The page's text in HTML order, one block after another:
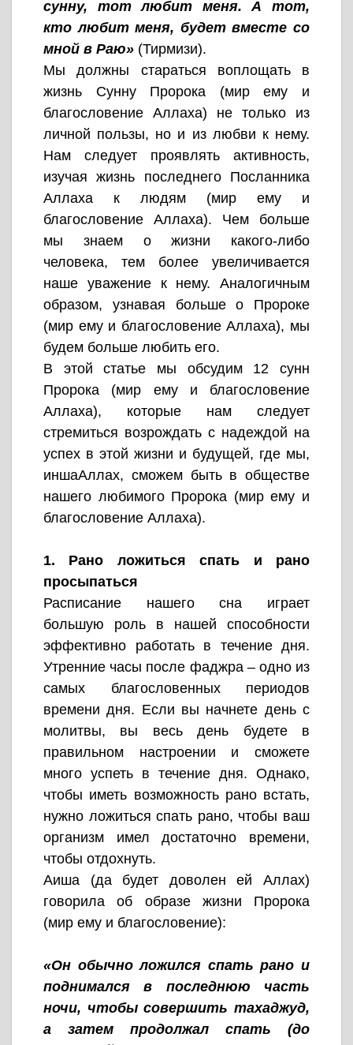
сунну, тот любит меня. А тот,
кто любит меня, будет вместе со
мной в Раю» (Тирмизи).
Мы должны стараться воплощать в
жизнь Сунну Пророка (мир ему и
благословение Аллаха) не только из
личной пользы, но и из любви к нему.
Нам следует проявлять активность,
изучая жизнь последнего Посланника
Аллаха к людям (мир ему и
благословение Аллаха). Чем больше
мы знаем о жизни какого-либо
человека, тем более увеличивается
наше уважение к нему. Аналогичным
образом, узнавая больше о Пророке
(мир ему и благословение Аллаха), мы
будем больше любить его.
В этой статье мы обсудим 12 сунн
Пророка (мир ему и благословение
Аллаха), которые нам следует
стремиться возрождать с надеждой на
успех в этой жизни и будущей, где мы,
иншаАллах, сможем быть в обществе
нашего любимого Пророка (мир ему и
благословение Аллаха).
1. Рано ложиться спать и рано
просыпаться
Расписание нашего сна играет
большую роль в нашей способности
эффективно работать в течение дня.
Утренние часы после фаджра – одно из
самых благословенных периодов
времени дня. Если вы начнете день с
молитвы, вы весь день будете в
правильном настроении и сможете
много успеть в течение дня. Однако,
чтобы иметь возможность рано встать,
нужно ложиться спать рано, чтобы ваш
организм имел достаточно времени,
чтобы отдохнуть.
Аиша (да будет доволен ей Аллах)
говорила об образе жизни Пророка
(мир ему и благословение):
«Он обычно ложился спать рано и
поднимался в последнюю часть
ночи, чтобы совершить тахаджуд,
а затем продолжал спать (до